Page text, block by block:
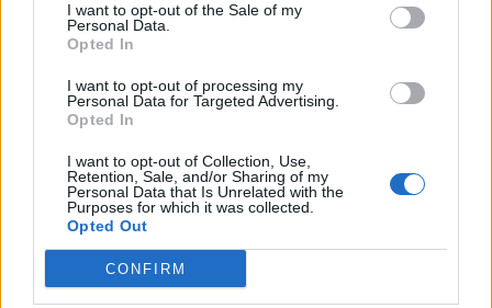
I want to opt-out of the Sale of my
Personal Data.
Opted In
I want to opt-out of processing my
Personal Data for Targeted Advertising.
Opted In
I want to opt-out of Collection, Use,
Retention, Sale, and/or Sharing of my
Personal Data that Is Unrelated with the
Purposes for which it was collected.
Opted Out
CONFIRM